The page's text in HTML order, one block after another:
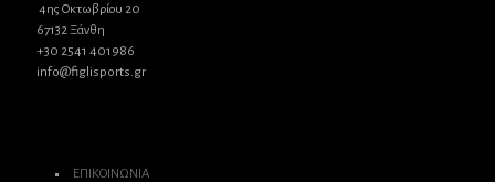
4ης Οκτωβρίου 20
67132 Ξάνθη
+30 2541 401986
info@figlisports.gr
ΕΠΙΚΟΙΝΩΝΙΑ